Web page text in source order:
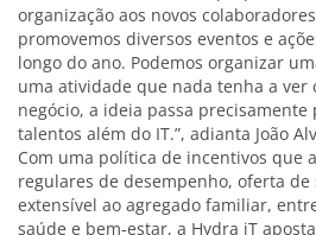
organização aos novos
promovemos diversos eventos e
longo do ano. Podemos organizar
uma atividade que nada tenha a ver
negócio, a ideia passa
talentos além do IT.”, adianta João
Com uma política de incentivos que
regulares de desempenho, oferta de
extensível ao agregado familiar,
saúde e bem-estar, a Hydra iT